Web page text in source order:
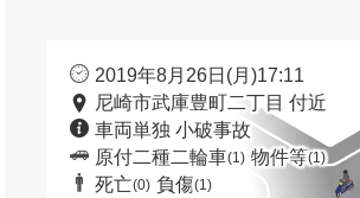
2019年8月26日(月)17:11
尼崎市武庫豊町二丁目 付近
車両単独 小破事故
原付二種二輪車(1) 物件等(1)
死亡(0) 負傷(1)